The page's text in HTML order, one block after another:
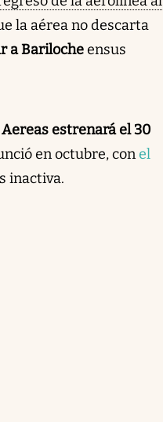
la aérea no descarta
a Barilocheensus
estrenará el 30
en octubre, con el
inactiva.